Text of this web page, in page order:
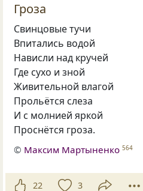
Гроза
Свинцовые тучи
Впитались водой
Нависли над кручей
Где сухо и зной
Живительной влагой
Прольётся слеза
И с молнией яркой
Проснётся гроза.
© Максим Мартыненко 564
22 3